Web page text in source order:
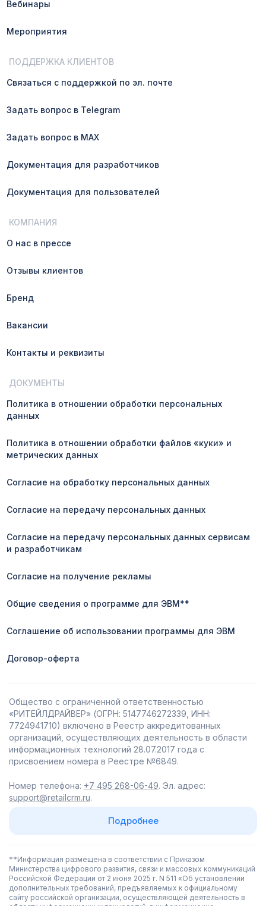
Вебинары
Мероприятия
ПОДДЕРЖКА КЛИЕНТОВ
Связаться с поддержкой по эл. почте
Задать вопрос в Telegram
Задать вопрос в MAX
Документация для разработчиков
Документация для пользователей
КОМПАНИЯ
О нас в прессе
Отзывы клиентов
Бренд
Вакансии
Контакты и реквизиты
ДОКУМЕНТЫ
Политика в отношении обработки персональных
данных
Политика в отношении обработки файлов «куки» и
метрических данных
Согласие на обработку персональных данных
Согласие на передачу персональных данных
Согласие на передачу персональных данных сервисам
и разработчикам
Согласие на получение рекламы
Общие сведения о программе для ЭВМ**
Соглашение об использовании программы для ЭВМ
Договор-оферта
Общество с ограниченной ответственностью
«РИТЕЙЛДРАЙВЕР» (ОГРН: 5147746272339, ИНН:
7724941710) включено в Реестр аккредитованных
организаций, осуществляющих деятельность в области
информационных технологий 28.07.2017 года с
присвоением номера в Реестре №6849.
Номер телефона: +7 495 268-06-49. Эл. адрес:
support@retailcrm.ru.
Подробнее
**Информация размещена в соответствии с Приказом
Министерства цифрового развития, связи и массовых коммуникаций
Российской Федерации от 2 июня 2025 г. N 511 «Об установлении
дополнительных требований, предъявляемых к официальному
сайту российской организации, осуществляющей деятельность в